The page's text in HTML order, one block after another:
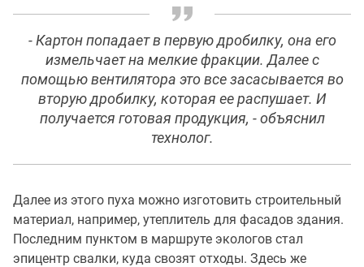
- Картон попадает в первую дробилку, она его
измельчает на мелкие фракции. Далее с
помощью вентилятора это все засасывается во
вторую дробилку, которая ее распушает. И
получается готовая продукция, - объяснил
технолог.
Далее из этого пуха можно изготовить строительный
материал, например, утеплитель для фасадов здания.
Последним пунктом в маршруте экологов стал
эпицентр свалки, куда свозят отходы. Здесь же